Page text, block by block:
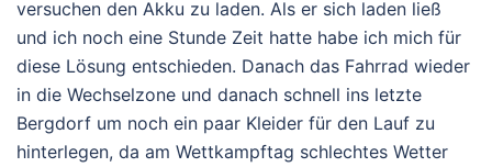
versuchen den Akku zu laden. Als er sich laden ließ
und ich noch eine Stunde Zeit hatte habe ich mich für
diese Lösung entschieden. Danach das Fahrrad wieder
in die Wechselzone und danach schnell ins letzte
Bergdorf um noch ein paar Kleider für den Lauf zu
hinterlegen, da am Wettkampftag schlechtes Wetter